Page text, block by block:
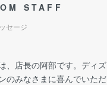
STAFF
セージ
、店長の阿部です。ディズ
のみなさまに喜んでいただ